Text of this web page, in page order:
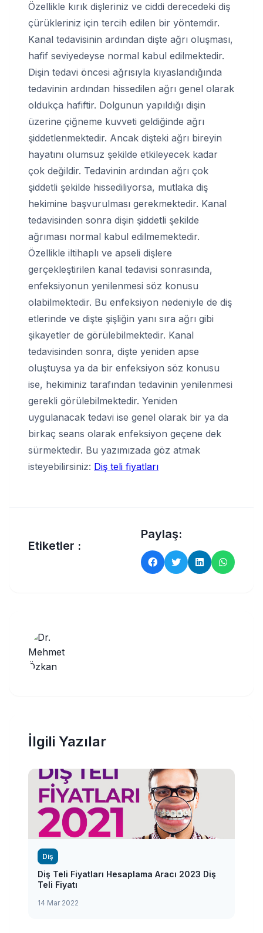
Özellikle kırık dişleriniz ve ciddi derecedeki diş
çürükleriniz için tercih edilen bir yöntemdir.
Kanal tedavisinin ardından dişte ağrı oluşması,
hafif seviyedeyse normal kabul edilmektedir.
Dişin tedavi öncesi ağrısıyla kıyaslandığında
tedavinin ardından hissedilen ağrı genel olarak
oldukça hafiftir. Dolgunun yapıldığı dişin
üzerine çiğneme kuvveti geldiğinde ağrı
şiddetlenmektedir. Ancak dişteki ağrı bireyin
hayatını olumsuz şekilde etkileyecek kadar
çok değildir. Tedavinin ardından ağrı çok
şiddetli şekilde hissediliyorsa, mutlaka diş
hekimine başvurulması gerekmektedir. Kanal
tedavisinden sonra dişin şiddetli şekilde
ağrıması normal kabul edilmemektedir.
Özellikle iltihaplı ve apseli dişlere
gerçekleştirilen kanal tedavisi sonrasında,
enfeksiyonun yenilenmesi söz konusu
olabilmektedir. Bu enfeksiyon nedeniyle de diş
etlerinde ve dişte şişliğin yanı sıra ağrı gibi
şikayetler de görülebilmektedir. Kanal
tedavisinden sonra, dişte yeniden apse
oluştuysa ya da bir enfeksiyon söz konusu
ise, hekiminiz tarafından tedavinin yenilenmesi
gerekli görülebilmektedir. Yeniden
uygulanacak tedavi ise genel olarak bir ya da
birkaç seans olarak enfeksiyon geçene dek
sürmektedir. Bu yazımızada göz atmak
isteyebilirsiniz: Diş teli fiyatları
Etiketler :
Paylaş:
İlgili Yazılar
Diş
Diş Teli Fiyatları Hesaplama Aracı 2023 Diş
Teli Fiyatı
14 Mar 2022